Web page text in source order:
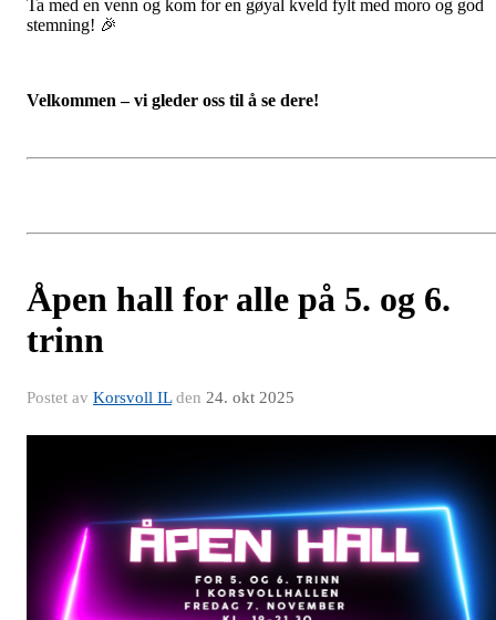
Ta med en venn og kom for en gøyal kveld fylt med moro og god
stemning! 🎉
Velkommen – vi gleder oss til å se dere!
Åpen hall for alle på 5. og 6.
trinn
Postet av Korsvoll ILden 24. okt 2025